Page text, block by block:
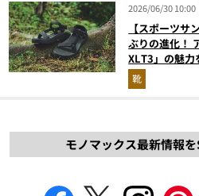
2026/06/30 10:00
【スポーツサ
ぶりの進化！
XLT3」の魅力
解説！
靴
モノマックス最新情報を